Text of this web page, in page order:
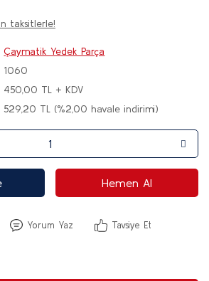
taksitlerle!
Çaymatik Yedek Parça
1060
450,00 TL + KDV
529,20 TL (%2,00 havale indirimi)
Hemen Al
Yorum Yaz Tavsiye Et